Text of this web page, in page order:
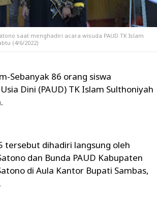
saat menghadiri acara wisuda PAUD TK Islam
(4/6/2022)
Sebanyak 86 orang siswa
Dini (PAUD) TK Islam Sulthoniyah
tersebut dihadiri langsung oleh
dan Bunda PAUD Kabupaten
di Aula Kantor Bupati Sambas,